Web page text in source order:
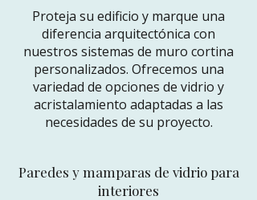
Proteja su edificio y marque una
diferencia arquitectónica con
nuestros sistemas de muro cortina
personalizados. Ofrecemos una
variedad de opciones de vidrio y
acristalamiento adaptadas a las
necesidades de su proyecto.
Paredes y mamparas de vidrio para
interiores